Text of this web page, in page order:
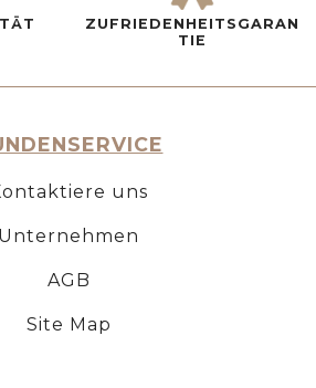
ZUFRIEDENHEITSGARAN
TIE
uns
Unternehmen
AGB
Site Map